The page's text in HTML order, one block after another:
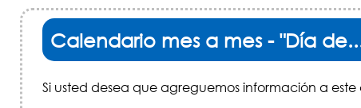
Calendario mes a mes - "Día
Si usted desea que agreguemos información a